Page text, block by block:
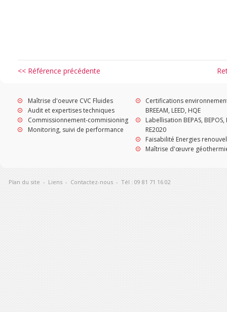
<< Référence précédente
Maîtrise d'oeuvre CVC Fluides
Audit et expertises techniques
Commissionnement-commisioning
Monitoring, suivi de performance
Certifications
BREEAM, LEED, HQE
Labellisation BEPAS, BEPOS,
RE2020
Faisabilité Energies
Maîtrise d'œuvre
Plan du site - Liens - Contactez-nous - Tél : 09 81 71 16 02